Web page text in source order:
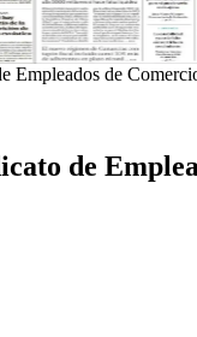
Empleados de
de